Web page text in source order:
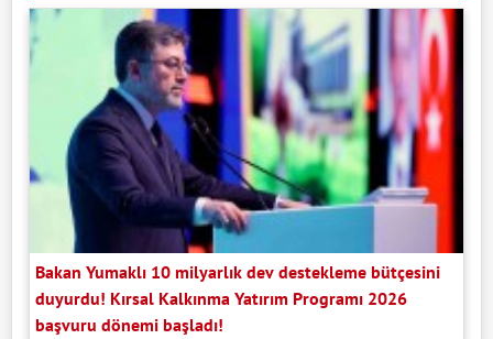
Bakan Yumaklı 10 milyarlık dev destekleme bütçesini
duyurdu! Kırsal Kalkınma Yatırım Programı 2026
başvuru dönemi başladı!